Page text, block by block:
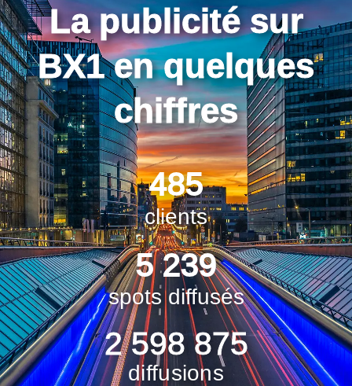
La publicité sur
BX1 en quelques
chiffres
clients
486
spots diffusés
5 241
diffusions
2 600 000